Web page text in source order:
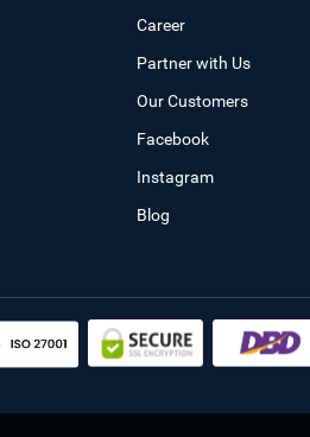
Career
Partner with Us
Our Customers
Facebook
Instagram
Blog